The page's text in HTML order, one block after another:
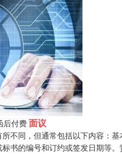
后付费面议
不同，但通常包括以下内容：
书的编号和订约或签发日期等